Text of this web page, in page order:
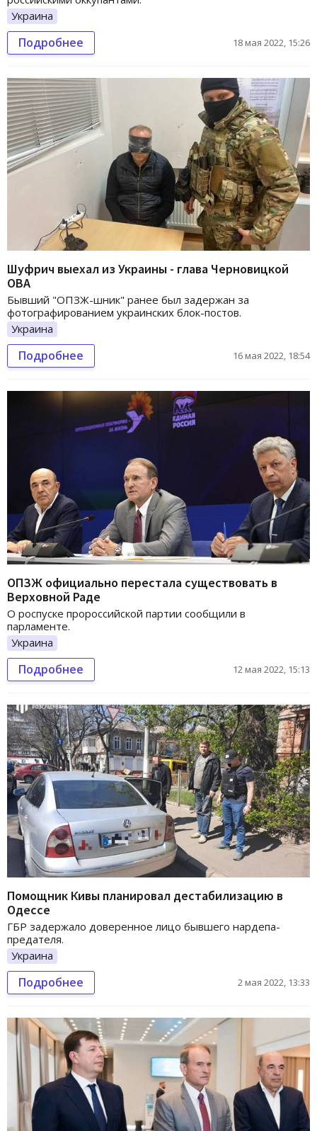
Украина
Подробнее 18 мая 2022, 15:26
Шуфрич выехал из Украины - глава Черновицкой
ОВА
Бывший "ОПЗЖ-шник" ранее был задержан за
фотографированием украинских блок-постов.
Украина
Подробнее 16 мая 2022, 18:54
ОПЗЖ официально перестала существовать в
Верховной Раде
О роспуске пророссийской партии сообщили в
парламенте.
Украина
Подробнее 12 мая 2022, 15:13
Помощник Кивы планировал дестабилизацию в
Одессе
ГБР задержало доверенное лицо бывшего нардепа-
предателя.
Украина
Подробнее 2 мая 2022, 13:33